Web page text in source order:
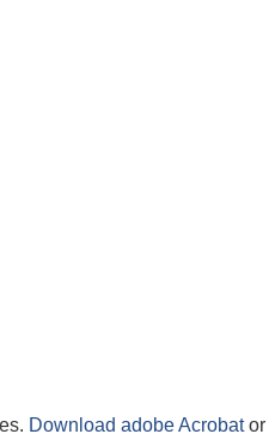
Download adobe Acrobator